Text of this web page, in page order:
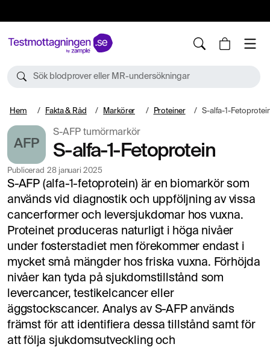
Sök blodprover eller MR-undersökningar
Hem Fakta & Råd Markörer Proteiner S-alfa-1-
AFP
S-AFP tumörmarkör
S-alfa-1-Fetoprotein
Publicerad 28 januari 2025
S-AFP (alfa-1-fetoprotein) är en biomarkör som
används vid diagnostik och uppföljning av vissa
cancerformer och leversjukdomar hos vuxna.
Proteinet produceras naturligt i höga nivåer
under fosterstadiet men förekommer endast i
mycket små mängder hos friska vuxna. Förhöjda
nivåer kan tyda på sjukdomstillstånd som
levercancer, testikelcancer eller
äggstockscancer. Analys av S-AFP används
främst för att identifiera dessa tillstånd samt för
att följa sjukdomsutveckling och